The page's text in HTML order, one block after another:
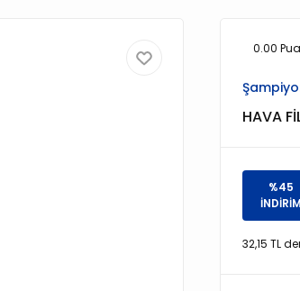
0.00
HAVA
%45
İNDİRİM
32,15 TL